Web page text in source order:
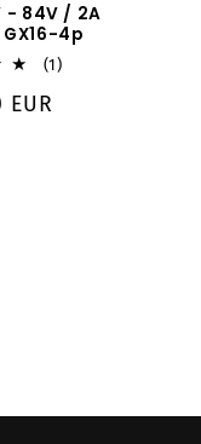
- 84V / 2A
4p
(1)1